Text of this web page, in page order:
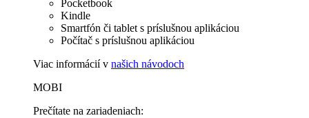
Pocketbook
Kindle
Smartfón či tablet s príslušnou aplikáciou
Počítač s príslušnou aplikáciou
Viac informácií v našich návodoch
MOBI
Prečítate na zariadeniach: